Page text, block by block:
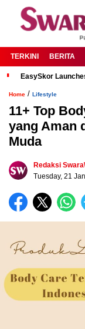
TERKINI BERITA
EasySkor
Home / Lifestyle
11+ Top
yang Aman
Muda
Redaksi
Tuesday, 21